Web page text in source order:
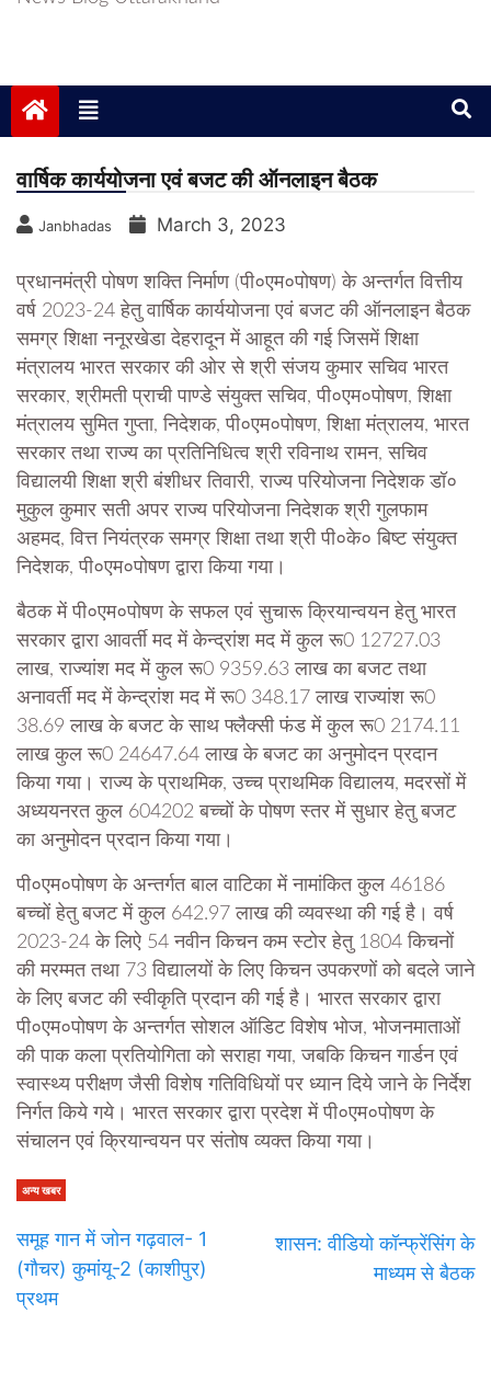
वार्षिक कार्ययोजना एवं बजट की ऑनलाइन बैठक
Janbhadas March 3, 2023
प्रधानमंत्री पोषण शक्ति निर्माण (पी०एम०पोषण) के अन्तर्गत वित्तीय
वर्ष 2023-24 हेतु वार्षिक कार्ययोजना एवं बजट की ऑनलाइन बैठक
समग्र शिक्षा ननूरखेडा देहरादून में आहूत की गई जिसमें शिक्षा
मंत्रालय भारत सरकार की ओर से श्री संजय कुमार सचिव भारत
सरकार, श्रीमती प्राची पाण्डे संयुक्त सचिव, पी०एम०पोषण, शिक्षा
मंत्रालय सुमित गुप्ता, निदेशक, पी०एम०पोषण, शिक्षा मंत्रालय, भारत
सरकार तथा राज्य का प्रतिनिधित्व श्री रविनाथ रामन, सचिव
विद्यालयी शिक्षा श्री बंशीधर तिवारी, राज्य परियोजना निदेशक डॉ०
मुकुल कुमार सती अपर राज्य परियोजना निदेशक श्री गुलफाम
अहमद, वित्त नियंत्रक समग्र शिक्षा तथा श्री पी०के० बिष्ट संयुक्त
निदेशक, पी०एम०पोषण द्वारा किया गया।
बैठक में पी०एम०पोषण के सफल एवं सुचारू क्रियान्वयन हेतु भारत
सरकार द्वारा आवर्ती मद में केन्द्रांश मद में कुल रू0 12727.03
लाख, राज्यांश मद में कुल रू0 9359.63 लाख का बजट तथा
अनावर्ती मद में केन्द्रांश मद में रू0 348.17 लाख राज्यांश रू0
38.69 लाख के बजट के साथ फ्लैक्सी फंड में कुल रू0 2174.11
लाख कुल रू0 24647.64 लाख के बजट का अनुमोदन प्रदान
किया गया। राज्य के प्राथमिक, उच्च प्राथमिक विद्यालय, मदरसों में
अध्ययनरत कुल 604202 बच्चों के पोषण स्तर में सुधार हेतु बजट
का अनुमोदन प्रदान किया गया।
पी०एम०पोषण के अन्तर्गत बाल वाटिका में नामांकित कुल 46186
बच्चों हेतु बजट में कुल 642.97 लाख की व्यवस्था की गई है। वर्ष
2023-24 के लिऐ 54 नवीन किचन कम स्टोर हेतु 1804 किचनों
की मरम्मत तथा 73 विद्यालयों के लिए किचन उपकरणों को बदले जाने
के लिए बजट की स्वीकृति प्रदान की गई है। भारत सरकार द्वारा
पी०एम०पोषण के अन्तर्गत सोशल ऑडिट विशेष भोज, भोजनमाताओं
की पाक कला प्रतियोगिता को सराहा गया, जबकि किचन गार्डन एवं
स्वास्थ्य परीक्षण जैसी विशेष गतिविधियों पर ध्यान दिये जाने के निर्देश
निर्गत किये गये। भारत सरकार द्वारा प्रदेश में पी०एम०पोषण के
संचालन एवं क्रियान्वयन पर संतोष व्यक्त किया गया।
अन्य खबर
समूह गान में जोन गढ़वाल- 1
(गौचर) कुमांयू-2 (काशीपुर)
प्रथम
शासन: वीडियो कॉन्फ्रेंसिंग के
माध्यम से बैठक